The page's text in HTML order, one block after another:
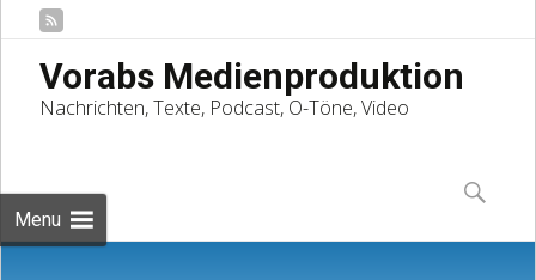
Vorabs Medienproduktion
Nachrichten, Texte, Podcast, O-Töne, Video
Menu
to
content
Suchen
nach: